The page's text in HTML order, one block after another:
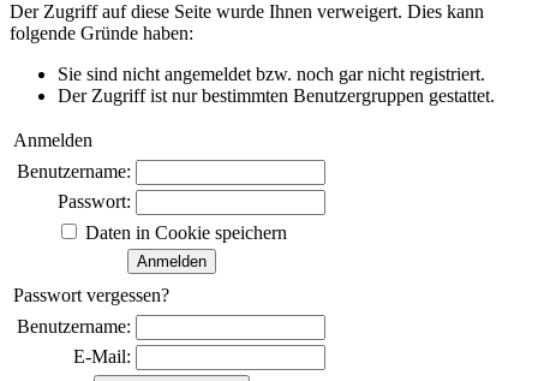
Der Zugriff auf diese Seite wurde Ihnen verweigert. Dies kann
folgende Gründe haben:
Sie sind nicht angemeldet bzw. noch gar nicht registriert.
Der Zugriff ist nur bestimmten Benutzergruppen gestattet.
Anmelden
Benutzername:
Passwort:
Daten in Cookie speichern
Passwort vergessen?
Benutzername:
E-Mail: